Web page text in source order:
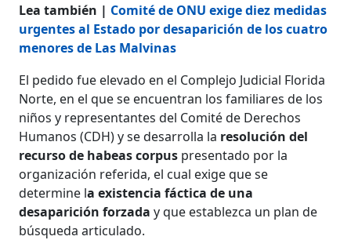
Lea también | Comité de ONU exige diez medidas
urgentes al Estado por desaparición de los cuatro
menores de Las Malvinas
El pedido fue elevado en el Complejo Judicial Florida
Norte, en el que se encuentran los familiares de los
niños y representantes del Comité de Derechos
Humanos (CDH) y se desarrolla la resolución del
recurso de habeas corpus presentado por la
organización referida, el cual exige que se
determine la existencia fáctica de una
desaparición forzaday que establezca un plan de
búsqueda articulado.